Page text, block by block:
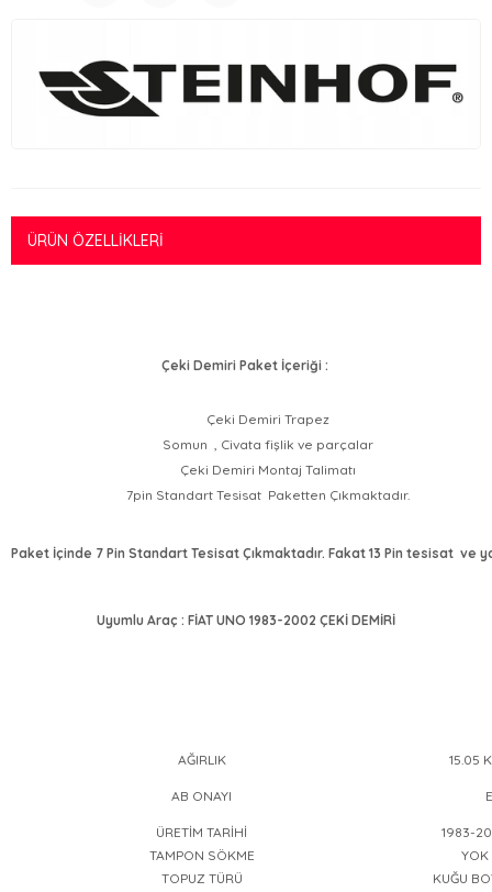
ÜRÜN ÖZELLIKLERI
Çeki Demiri Paket İçeriği :
Çeki Demiri Trapez
Somun  , Civata fişlik ve parçalar
Çeki Demiri Montaj Talimatı
7pin Standart Tesisat  Paketten Çıkmaktadır.
Paket İçinde 7 Pin Standart Tesisat Çıkmaktadır. Fakat 13 Pin tesisat
Uyumlu Araç : FİAT UNO 1983-2002 ÇEKİ DEMİRİ
AĞIRLIK 15.05
AB ONAYI
ÜRETİM TARİHİ
1983-
TAMPON SÖKME
YOK
TOPUZ TÜRÜ
KUĞU